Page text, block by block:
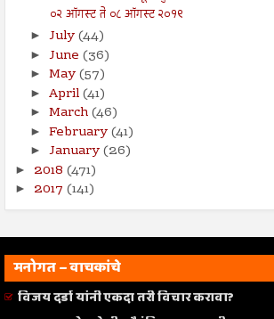
०२ ऑगस्ट ते ०८ ऑगस्ट २०१९
► July(44)
► June (36)
► May(57)
► April(41)
► March(46)
► February(41)
► January(26)
► 2018 (471)
► 2017 (141)
मनोगत – वाचकांचे
विजय दर्डा यांनी एकदा तरी विचार करावा?